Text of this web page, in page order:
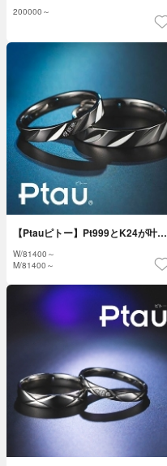
200000～
【Ptauピトー】Pt999とK24が叶…
W/81400～
M/81400～